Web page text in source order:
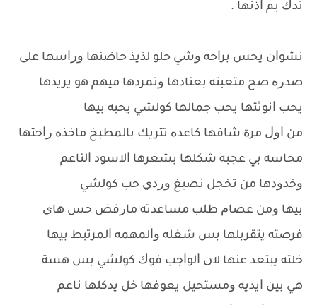
ﺗﺪﻙ ﻳﻢ ﺍﺫﻧﻬﺎ .
ﻧﺸﻮﺍﻥ ﻳﺤﺲ ﺑﺮﺍﺣﻪ ﻭﺷﻲ ﺣﻠﻮ ﻟﺬﻳﺬ ﺣﺎﺿﻨﻬﺎ ﻭﺭﺍﺳﻬﺎ ﻋﻠﻰ
ﺻﺪﺭﻩ ﺻﺢ ﻣﺘﻌﺒﺘﻪ ﺑﻌﻨﺎﺩﻫﺎ ﻭﺗﻤﺮﺩﻫﺎ ﻣﻴﻬﻢ ﻫﻮ ﻳﺮﻳﺪﻫﺎ
ﻳﺤﺐ ﺍﻧﻮﺛﺘﻬﺎ ﻳﺤﺐ ﺟﻤﺎﻟﻬﺎ ﻛﻮﻟﺸﻲ ﻳﺤﺒﻪ ﺑﻴﻬﺎ
ﻣﻦ ﺍﻭﻝ ﻣﺮﺓ ﺷﺎﻓﻬﺎ ﻛﺎﻋﺪﻩ ﺗﺘﺮﻳﻚ ﺑﺎﻟﻤﻄﺒﺦ ﻣﺎﺧﺬﻩ ﺭﺍﺣﺘﻬﺎ
ﻣﺤﺎﺳﻪ ﺑﻲ ﻋﺠﺒﻪ ﺷﻜﻠﻬﺎ ﺑﺸﻌﺮﻫﺎ ﺍﻻﺳﻮﺩ ﺍﻟﻨﺎﻋﻢ
ﻭﺧﺪﻭﺩﻫﺎ ﻣﻦ ﺗﺨﺠﻞ ﻧﺼﺒﻎ ﻭﺭﺩﻱ ﺣﺐ ﻛﻮﻟﺸﻲ
ﺑﻴﻬﺎ ﻭﻣﻦ ﻋﺼﺎﻡ ﻃﻠﺐ ﻣﺴﺎﻋﺪﺗﻪ ﻣﺎﺭﻓﺾ ﺣﺲ ﻫﺎﻱ
ﻓﺮﺻﺘﻪ ﻳﺘﻘﺮﺑﻠﻬﺎ ﺑﺲ ﺷﻐﻠﻪ ﻭﺍﻟﻤﻬﻤﻪ ﺍﻟﻤﺮﺗﺒﻂ ﺑﻴﻬﺎ
ﺧﻠﺘﻪ ﻳﺒﺘﻌﺪ ﻋﻨﻬﺎ ﻻﻥ ﺍﻟﻮﺍﺟﺐ ﻓﻮﻙ ﻛﻮﻟﺸﻲ ﺑﺲ ﻫﺴﺔ
ﻫﻲ ﺑﻴﻦ ﺍﻳﺪﻳﻪ ﻭﻣﺴﺘﺤﻴﻞ ﻳﻌﻮﻓﻬﺎ ﺧﻞ ﻳﺪﻛﻠﻬﺎ ﻧﺎﻋﻢ